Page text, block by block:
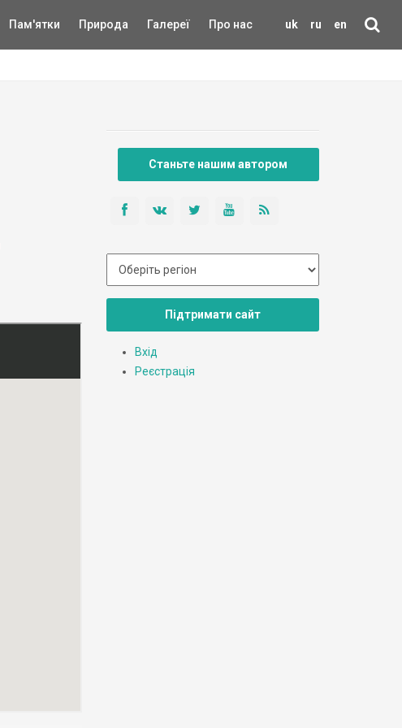
uk ru en
Пам'ятки Природа Галереї Про нас
Станьте нашим автором
Підтримати сайт
Вхід
Реєстрація